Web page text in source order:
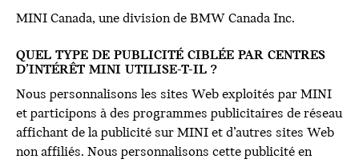
MINI Canada, une division de BMW Canada Inc.
QUEL TYPE DE PUBLICITÉ CIBLÉE PAR CENTRES
D’INTÉRÊT MINI UTILISE-T-IL ?
Nous personnalisons les sites Web exploités par MINI
et participons à des programmes publicitaires de réseau
affichant de la publicité sur MINI et d’autres sites Web
non affiliés. Nous personnalisons cette publicité en